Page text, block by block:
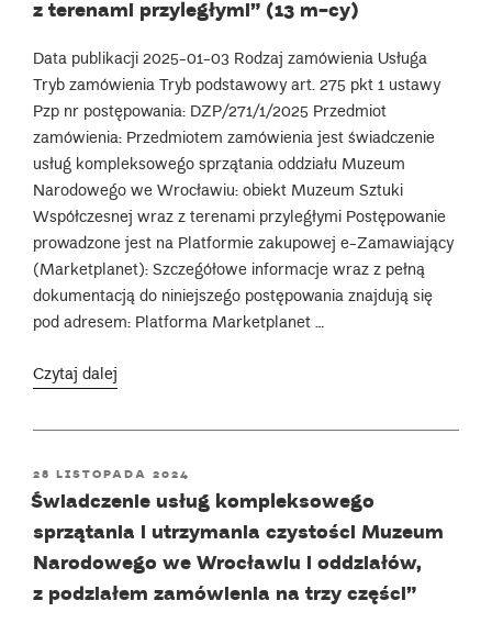
z terenami przyległymi” (13 m-cy)
Data publikacji 2025-01-03 Rodzaj zamówienia Usługa
Tryb zamówienia Tryb podstawowy art. 275 pkt 1 ustawy
Pzp nr postępowania: DZP/271/1/2025 Przedmiot
zamówienia: Przedmiotem zamówienia jest świadczenie
usług kompleksowego sprzątania oddziału Muzeum
Narodowego we Wrocławiu: obiekt Muzeum Sztuki
Współczesnej wraz z terenami przyległymi Postępowanie
prowadzone jest na Platformie zakupowej e-Zamawiający
(Marketplanet): Szczegółowe informacje wraz z pełną
dokumentacją do niniejszego postępowania znajdują się
pod adresem: Platforma Marketplanet …
Czytaj dalej
kompleksowego
i utrzymania
czystości
oddziału
Muzeum
Narodowego
POSTED
ON
28 LISTOPADA 2024
Świadczenie usług kompleksowego
sprzątania i utrzymania czystości Muzeum
Narodowego we Wrocławiu i oddziałów,
z podziałem zamówienia na trzy części”